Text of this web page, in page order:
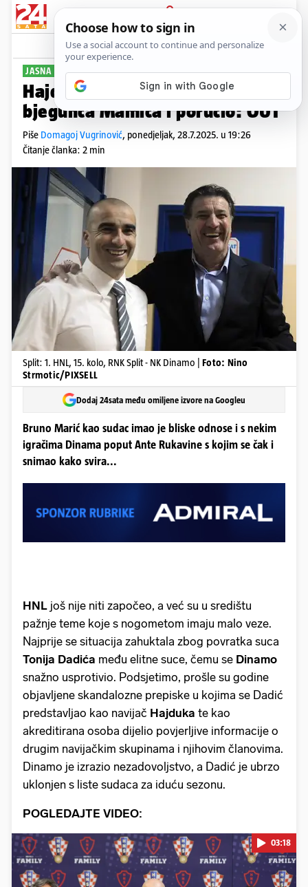
PRIJAVA
Sport Komentari
JASNA PORUKA
Hajduk objavio fotku Marića i
bjegunca Mamića i poručio: OUT
Piše Domagoj Vugrinović, ponedjeljak, 28.7.2025. u 19:26
Čitanje članka: 2 min
Split: 1. HNL, 15. kolo, RNK Split - NK Dinamo | Foto: Nino
Strmotic/PIXSELL
Dodaj 24sata među omiljene izvore na Googleu
Bruno Marić kao sudac imao je bliske odnose i s nekim
igračima Dinama poput Ante Rukavine s kojim se čak i
snimao kako svira...
HNL još nije niti započeo, a već su u središtu
pažnje teme koje s nogometom imaju malo veze.
Najprije se situacija zahuktala zbog povratka suca
Tonija Dadića među elitne suce, čemu se Dinamo
snažno usprotivio. Podsjetimo, prošle su godine
objavljene skandalozne prepiske u kojima se Dadić
predstavljao kao navijač Hajduka te kao
akreditirana osoba dijelio povjerljive informacije o
drugim navijačkim skupinama i njihovim članovima.
Dinamo je izrazio nezadovoljstvo, a Dadić je ubrzo
uklonjen s liste sudaca za iduću sezonu.
POGLEDAJTE VIDEO:
03:18